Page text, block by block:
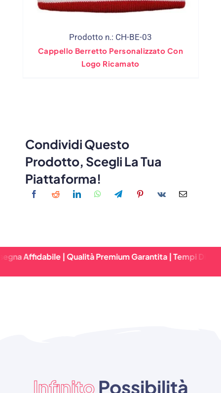
Prodotto n.: CH-BE-03
Cappello Berretto Personalizzato Con
Logo Ricamato
Condividi Questo
Prodotto, Scegli La Tua
Piattaforma!
| Qualità Premium Garantita | Tempi Di Consegna
InfinitoPossibilità